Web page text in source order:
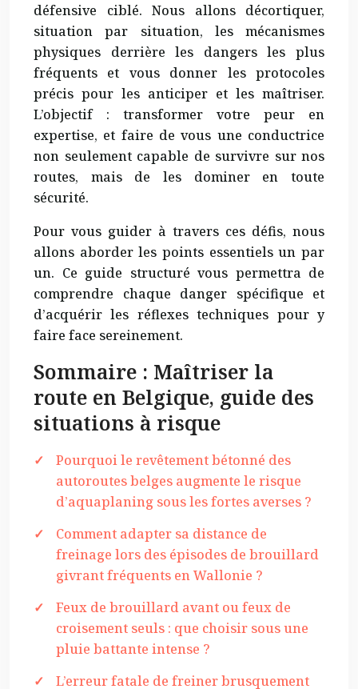
défensive ciblé. Nous allons décortiquer,
situation par situation, les mécanismes
physiques derrière les dangers les plus
fréquents et vous donner les protocoles
précis pour les anticiper et les maîtriser.
L’objectif : transformer votre peur en
expertise, et faire de vous une conductrice
non seulement capable de survivre sur nos
routes, mais de les dominer en toute
sécurité.
Pour vous guider à travers ces défis, nous
allons aborder les points essentiels un par
un. Ce guide structuré vous permettra de
comprendre chaque danger spécifique et
d’acquérir les réflexes techniques pour y
faire face sereinement.
Sommaire : Maîtriser la
route en Belgique, guide des
situations à risque
Pourquoi le revêtement bétonné des
autoroutes belges augmente le risque
d’aquaplaning sous les fortes averses ?
Comment adapter sa distance de
freinage lors des épisodes de brouillard
givrant fréquents en Wallonie ?
Feux de brouillard avant ou feux de
croisement seuls : que choisir sous une
pluie battante intense ?
L’erreur fatale de freiner brusquement